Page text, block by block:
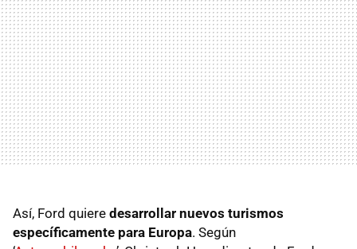
Así, Ford quiere desarrollar nuevos turismos
específicamente para Europa. Según